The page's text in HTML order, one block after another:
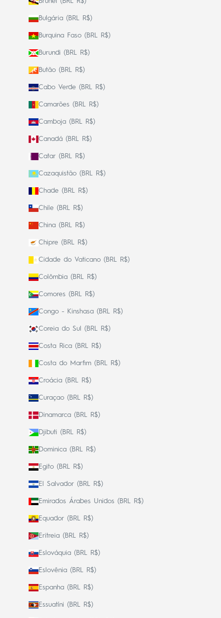
Bulgária (BRL R$)
Burquina Faso (BRL R$)
Burundi (BRL R$)
Butão (BRL R$)
Cabo Verde (BRL R$)
Camarões (BRL R$)
Camboja (BRL R$)
Canadá (BRL R$)
Catar (BRL R$)
Cazaquistão (BRL R$)
Chade (BRL R$)
Chile (BRL R$)
China (BRL R$)
Chipre (BRL R$)
Cidade do Vaticano (BRL R$)
Colômbia (BRL R$)
Comores (BRL R$)
Congo - Kinshasa (BRL R$)
Coreia do Sul (BRL R$)
Costa Rica (BRL R$)
Costa do Marfim (BRL R$)
Croácia (BRL R$)
Curaçao (BRL R$)
Dinamarca (BRL R$)
Djibuti (BRL R$)
Dominica (BRL R$)
Egito (BRL R$)
El Salvador (BRL R$)
Emirados Árabes Unidos (BRL R$)
Equador (BRL R$)
Eritreia (BRL R$)
Eslováquia (BRL R$)
Eslovênia (BRL R$)
Espanha (BRL R$)
Essuatíni (BRL R$)